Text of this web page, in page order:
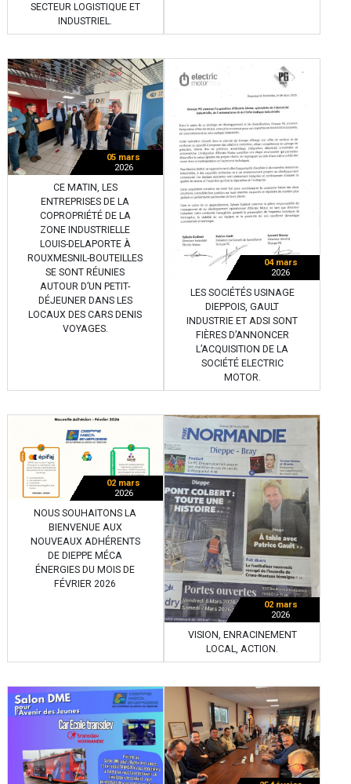
SECTEUR LOGISTIQUE ET
INDUSTRIEL.
05 mars
2026
CE MATIN, LES
ENTREPRISES DE LA
COPROPRIÉTÉ DE LA
ZONE INDUSTRIELLE
LOUIS-DELAPORTE À
ROUXMESNIL-BOUTEILLES
SE SONT RÉUNIES
AUTOUR D’UN PETIT-
DÉJEUNER DANS LES
LOCAUX DES CARS DENIS
VOYAGES.
04 mars
2026
LES SOCIÉTÉS USINAGE
DIEPPOIS, GAULT
INDUSTRIE ET ADSI SONT
FIÈRES D’ANNONCER
L’ACQUISITION DE LA
SOCIÉTÉ ELECTRIC
MOTOR.
02 mars
2026
NOUS SOUHAITONS LA
BIENVENUE AUX
NOUVEAUX ADHÉRENTS
DE DIEPPE MÉCA
ÉNERGIES DU MOIS DE
FÉVRIER 2026
02 mars
2026
VISION, ENRACINEMENT
LOCAL, ACTION.